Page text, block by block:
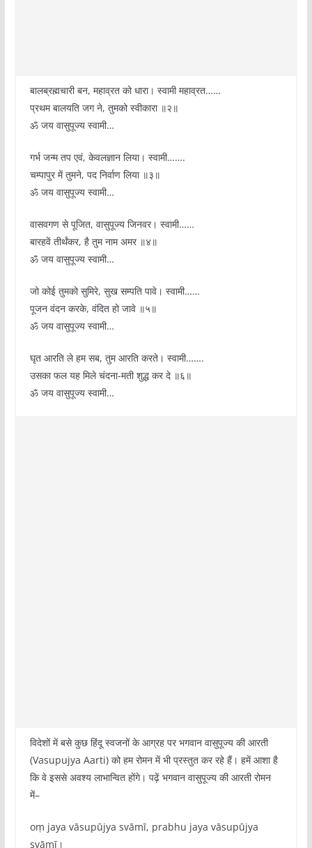
बालब्रह्मचारी बन, महाव्रत को धारा। स्वामी महाव्रत……
प्रथम बालयति जग ने, तुमको स्वीकारा ॥२॥
ॐ जय वासुपूज्य स्वामी…
गर्भ जन्म तप एवं, केवलज्ञान लिया। स्वामी…….
चम्पापुर में तुमने, पद निर्वाण लिया ॥३॥
ॐ जय वासुपूज्य स्वामी…
वासवगण से पूजित, वासुपूज्य जिनवर। स्वामी……
बारहवें तीर्थंकर, है तुम नाम अमर ॥४॥
ॐ जय वासुपूज्य स्वामी…
जो कोई तुमको सुमिरे, सुख सम्पति पावे। स्वामी……
पूजन वंदन करके, वंदित हो जावे ॥५॥
ॐ जय वासुपूज्य स्वामी…
घृत आरति ले हम सब, तुम आरति करते। स्वामी…….
उसका फल यह मिले चंदना-मती शुद्ध कर दे ॥६॥
ॐ जय वासुपूज्य स्वामी…
विदेशों में बसे कुछ हिंदू स्वजनों के आग्रह पर भगवान वासुपूज्य की आरती
(Vasupujya Aarti) को हम रोमन में भी प्रस्तुत कर रहे हैं। हमें आशा है
कि वे इससे अवश्य लाभान्वित होंगे। पढ़ें भगवान वासुपूज्य की आरती रोमन
में–
oṃ jaya vāsupūjya svāmī, prabhu jaya vāsupūjya
svāmī।